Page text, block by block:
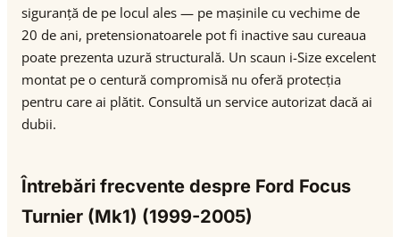
siguranță de pe locul ales — pe mașinile cu vechime de
20 de ani, pretensionatoarele pot fi inactive sau cureaua
poate prezenta uzură structurală. Un scaun i-Size excelent
montat pe o centură compromisă nu oferă protecția
pentru care ai plătit. Consultă un service autorizat dacă ai
dubii.
Întrebări frecvente despre Ford Focus
Turnier (Mk1) (1999-2005)